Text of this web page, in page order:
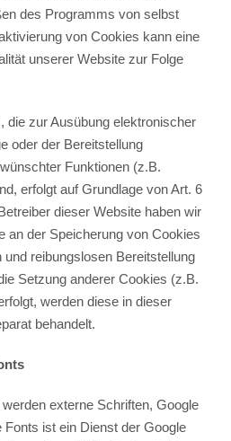
des Programms von selbst
von Cookies kann eine
unserer Website zur Folge
die zur Ausübung elektronischer
oder der Bereitstellung
Funktionen (z.B.
erfolgt auf Grundlage von Art. 6
dieser Website haben wir
an der Speicherung von Cookies
reibungslosen Bereitstellung
Setzung anderer Cookies (z.B.
werden diese in dieser
behandelt.
externe Schriften, Google
ist ein Dienst der Google